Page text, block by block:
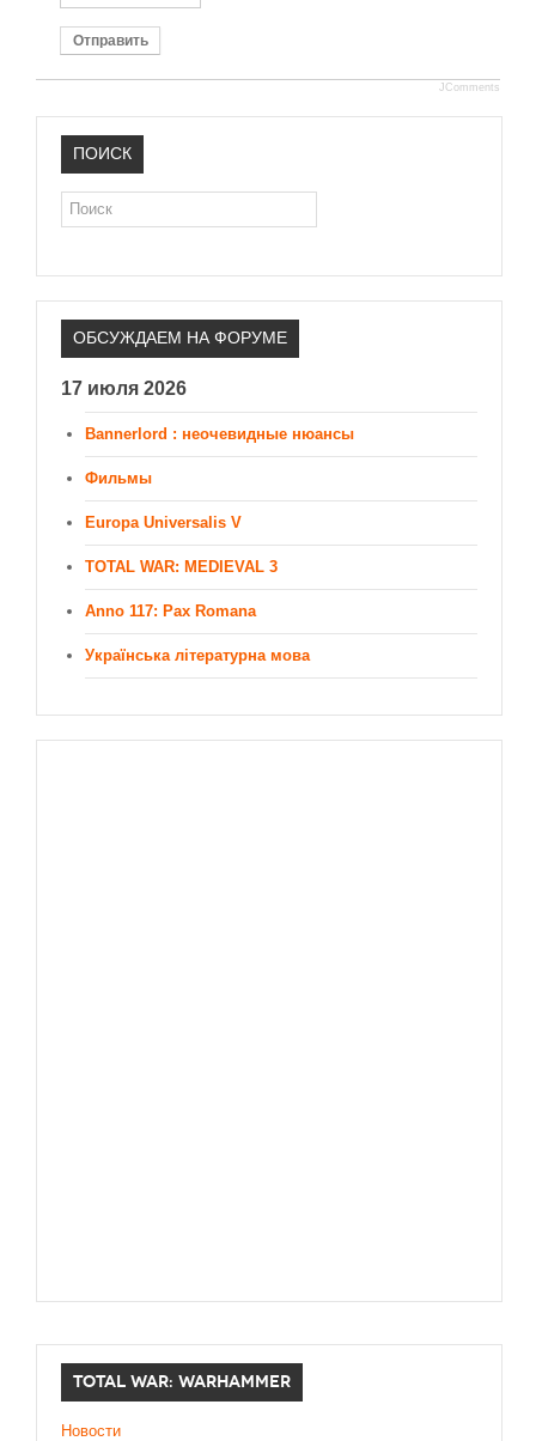
Отправить
JComments
ПОИСК
Поиск
ОБСУЖДАЕМ НА ФОРУМЕ
17 июля 2026
Bannerlord : неочевидные нюансы
Фильмы
Europa Universalis V
TOTAL WAR: MEDIEVAL 3
Anno 117: Pax Romana
Українська літературна мова
TOTAL WAR: WARHAMMER
Новости